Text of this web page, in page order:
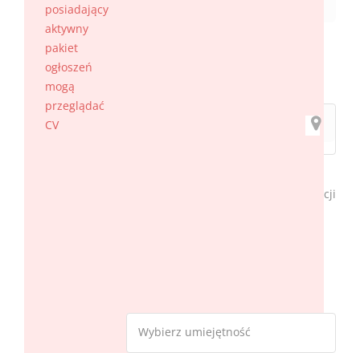
Wyszukaj w okolicy wybranej lokalizacji
posiadający
aktywny
pakiet
ogłoszeń
mogą
przeglądać
CV